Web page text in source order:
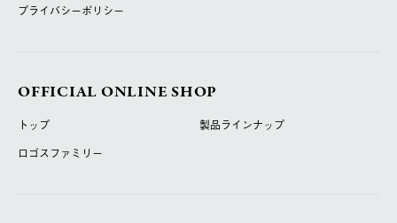
プライバシーポリシー
OFFICIAL ONLINE SHOP
トップ
製品ラインナップ
ロゴスファミリー